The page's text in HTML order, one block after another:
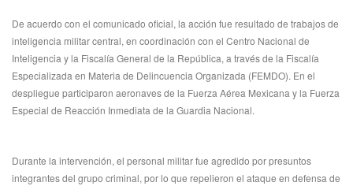
De acuerdo con el comunicado oficial, la acción fue resultado de trabajos de
inteligencia militar central, en coordinación con el Centro Nacional de
Inteligencia y la Fiscalía General de la República, a través de la Fiscalía
Especializada en Materia de Delincuencia Organizada (FEMDO). En el
despliegue participaron aeronaves de la Fuerza Aérea Mexicana y la Fuerza
Especial de Reacción Inmediata de la Guardia Nacional.
Durante la intervención, el personal militar fue agredido por presuntos
integrantes del grupo criminal, por lo que repelieron el ataque en defensa de